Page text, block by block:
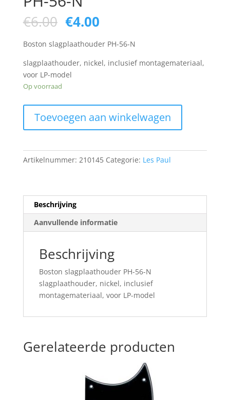
€6.00 Oorspronkelijke
prijs
was:
€6.00.
€4.00Huidige
is:
€4.00.
Boston slagplaathouder PH-56-N
slagplaathouder, nickel, inclusief montagemateriaal,
voor LP-model
Op voorraad
slagplaathouder
N
Toevoegen aan winkelwagen
Artikelnummer: 210145 Categorie: Les Paul
Beschrijving
Aanvullende informatie
Beschrijving
Boston slagplaathouder PH-56-N
slagplaathouder, nickel, inclusief
montagemateriaal, voor LP-model
Gerelateerde producten